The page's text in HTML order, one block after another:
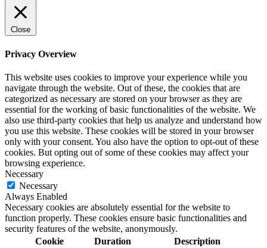
Close
Privacy Overview
This website uses cookies to improve your experience while you
navigate through the website. Out of these, the cookies that are
categorized as necessary are stored on your browser as they are
essential for the working of basic functionalities of the website. We
also use third-party cookies that help us analyze and understand how
you use this website. These cookies will be stored in your browser
only with your consent. You also have the option to opt-out of these
cookies. But opting out of some of these cookies may affect your
browsing experience.
Necessary
Necessary
Always Enabled
Necessary cookies are absolutely essential for the website to
function properly. These cookies ensure basic functionalities and
security features of the website, anonymously.
Cookie
Duration Description